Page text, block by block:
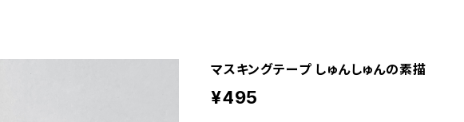
マスキングテープ しゅんしゅんの素描
¥495